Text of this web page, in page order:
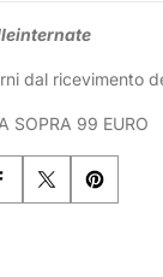
dal ricevimento
SOPRA 99 EURO